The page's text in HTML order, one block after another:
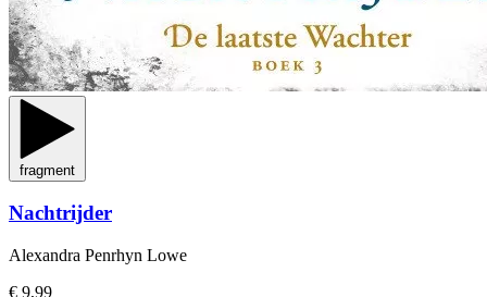
fragment
Nachtrijder
Alexandra Penrhyn Lowe
€ 9,99